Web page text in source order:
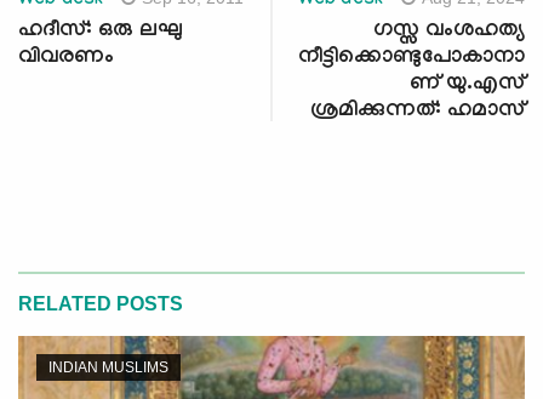
ഹദീസ്: ഒരു ലഘു
വിവരണം
ഗസ്സ വംശഹത്യ
നീട്ടിക്കൊണ്ടുപോകാനാ
ണ് യു.എസ്
ശ്രമിക്കുന്നത്: ഹമാസ്
RELATED POSTS
INDIAN MUSLIMS